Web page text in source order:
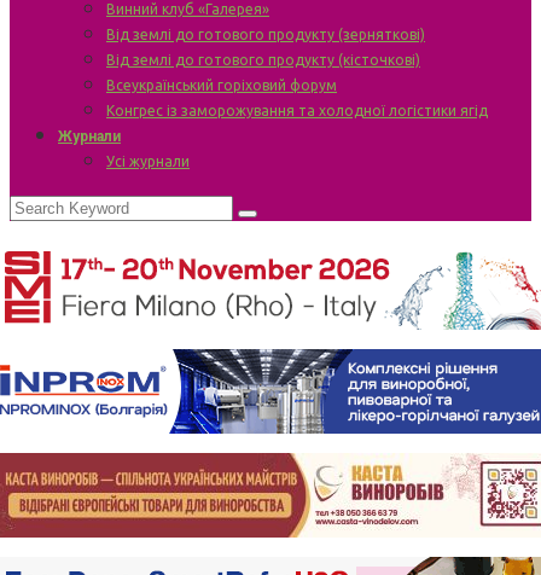
Винний клуб «Галерея»
Від землі до готового продукту (зерняткові)
Від землі до готового продукту (кісточкові)
Всеукраїнський горіховий форум
Конгрес із заморожування та холодної логістики ягід
Журнали
Усі журнали